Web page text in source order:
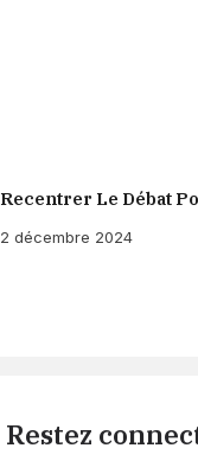
Recentrer Le Débat
2 décembre 2024
Restez